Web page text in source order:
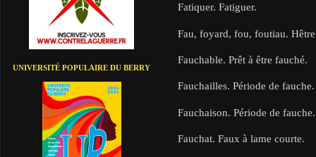
UNIVERSITÉ POPULAIRE DU BERRY
Fatiquer. Fatiguer.
Fau, foyard, fou, foutiau.
Fauchable. Prêt à être fauché.
Fauchailles. Période de fauche.
Fauchaison. Période de fauche.
Fauchat. Faux à lame courte.